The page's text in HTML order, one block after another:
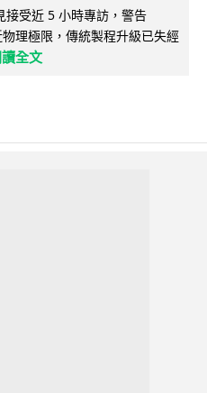
接受近 5 小時專訪，警告
理極限，傳統製程升級已失經
讀全文